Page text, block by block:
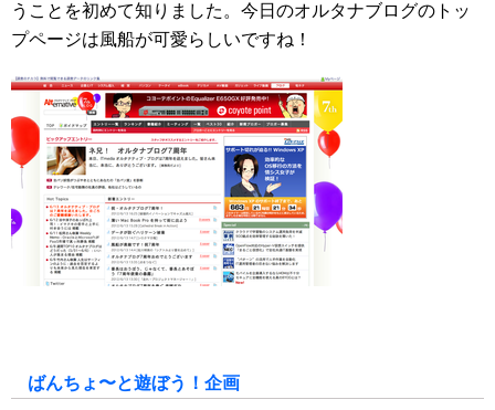
うことを初めて知りました。今日のオルタナブログのトッ
プページは風船が可愛らしいですね！
ばんちょ〜と遊ぼう！企画